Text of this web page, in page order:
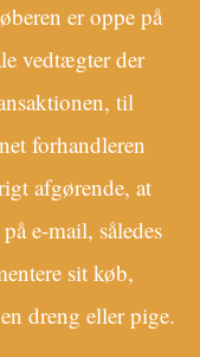
er oppe på
vedtægter der
til
forhandleren
afgørende, at
e-mail, således
sit køb,
dreng eller pige.